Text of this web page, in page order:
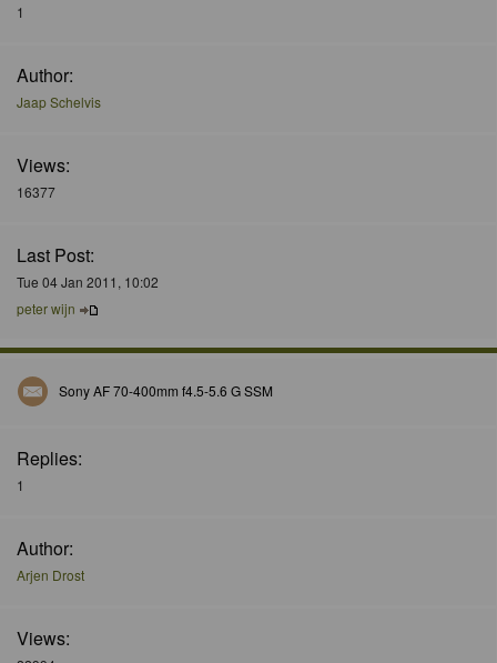
1
Author:
Jaap Schelvis
Views:
16377
Last Post:
Tue 04 Jan 2011, 10:02
peter wijn
Sony AF 70-400mm f4.5-5.6 G SSM
Replies:
1
Author:
Arjen Drost
Views: